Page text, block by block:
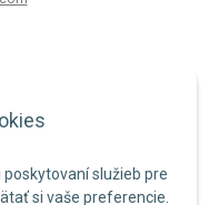
služieb pre
si vaše preferencie.
cookies